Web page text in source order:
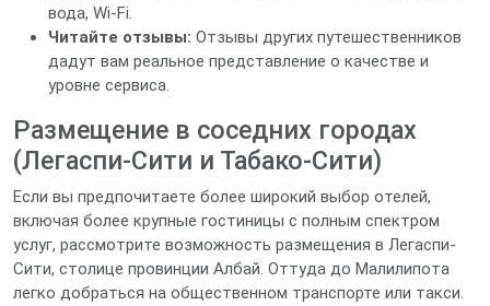
вода, Wi-Fi.
Читайте отзывы: Отзывы других путешественников
дадут вам реальное представление о качестве и
уровне сервиса.
Размещение в соседних городах
(Легаспи-Сити и Табако-Сити)
Если вы предпочитаете более широкий выбор отелей,
включая более крупные гостиницы с полным спектром
услуг, рассмотрите возможность размещения в Легаспи-
Сити, столице провинции Албай. Оттуда до Малилипота
легко добраться на общественном транспорте или такси.